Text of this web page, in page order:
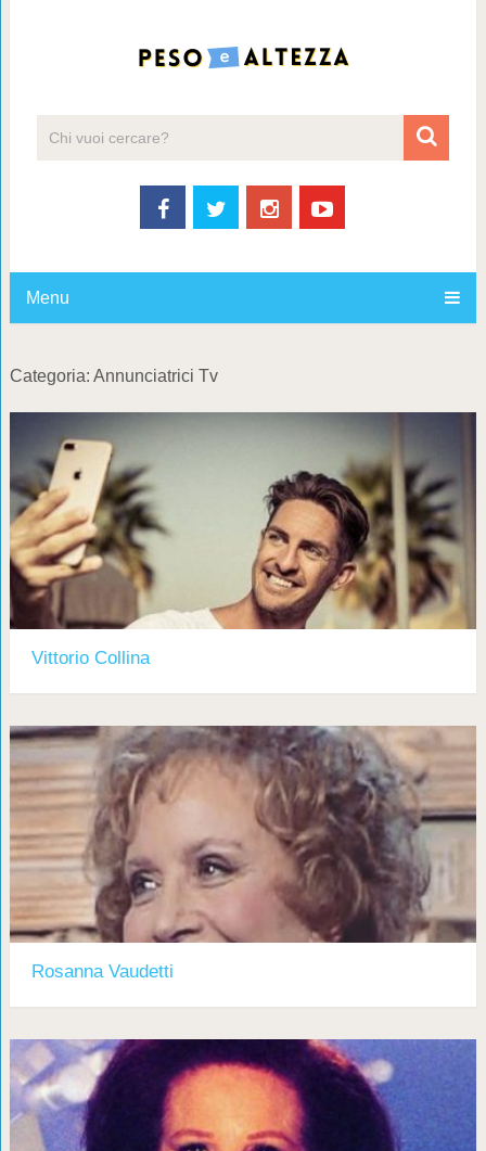
Menu
Categoria: Annunciatrici Tv
Vittorio Collina
Rosanna Vaudetti